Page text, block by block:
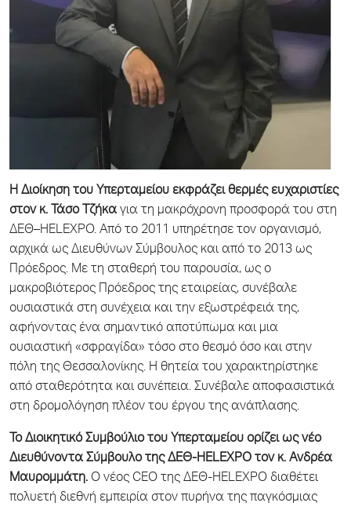
Η Διοίκηση του Υπερταμείου εκφράζει θερμές ευχαριστίες
στον κ. Τάσο Τζήκαγια τη μακρόχρονη προσφορά του στη
ΔΕΘ–HELEXPO. Από το 2011 υπηρέτησε τον οργανισμό,
αρχικά ως Διευθύνων Σύμβουλος και από το 2013 ως
Πρόεδρος. Με τη σταθερή του παρουσία, ως ο
μακροβιότερος Πρόεδρος της εταιρείας, συνέβαλε
ουσιαστικά στη συνέχεια και την εξωστρέφειά της,
αφήνοντας ένα σημαντικό αποτύπωμα και μια
ουσιαστική «σφραγίδα» τόσο στο θεσμό όσο και στην
πόλη της Θεσσαλονίκης. Η θητεία του χαρακτηρίστηκε
από σταθερότητα και συνέπεια. Συνέβαλε αποφασιστικά
στη δρομολόγηση πλέον του έργου της ανάπλασης.
ToΔιοικητικό Συμβούλιο του Υπερταμείου ορίζει ως νέο
Διευθύνοντα Σύμβουλο της ΔΕΘ-HELEXPO τον κ. Ανδρέα
Μαυρομμάτη. Ο νέος CEO της ΔΕΘ-HELEXPO διαθέτει
πολυετή διεθνή εμπειρία στον πυρήνα της παγκόσμιας